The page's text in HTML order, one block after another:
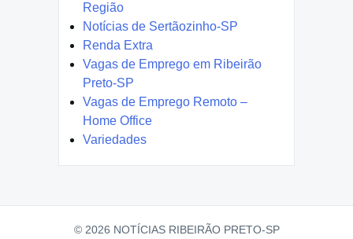
Região
Notícias de Sertãozinho-SP
Renda Extra
Vagas de Emprego em Ribeirão
Preto-SP
Vagas de Emprego Remoto –
Home Office
Variedades
© 2026 NOTÍCIAS RIBEIRÃO PRETO-SP